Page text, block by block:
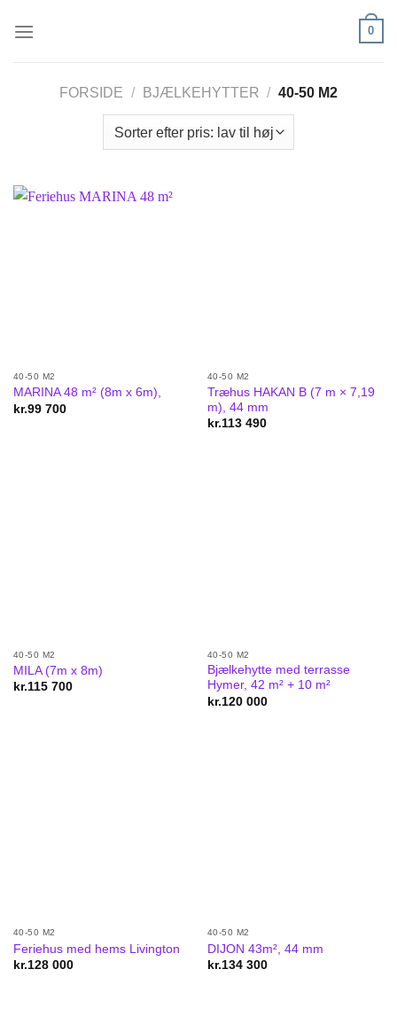
0
FORSIDE / BJÆLKEHYTTER / 40-50 M2
40-50 M2
MARINA 48 m² (8m x 6m),
kr.99 700
40-50 M2
Træhus HAKAN B (7 m × 7,19
m), 44 mm
kr.113 490
40-50 M2
MILA (7m x 8m)
kr.115 700
40-50 M2
Bjælkehytte med terrasse
Hymer, 42 m² + 10 m²
kr.120 000
40-50 M2
Feriehus med hems Livington
kr.128 000
40-50 M2
DIJON 43m², 44 mm
kr.134 300